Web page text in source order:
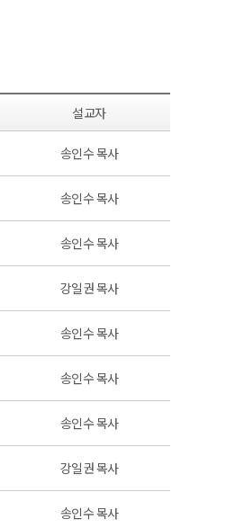
설교자
송인수 목사
송인수 목사
송인수 목사
강일권 목사
송인수 목사
송인수 목사
송인수 목사
강일권 목사
송인수 목사